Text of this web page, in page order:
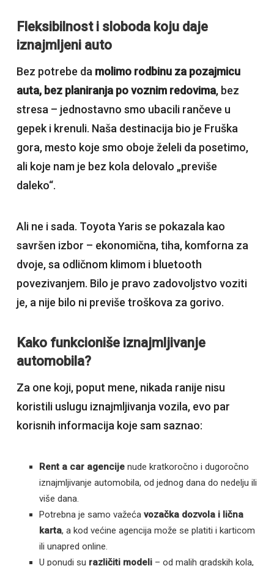
Fleksibilnost i sloboda koju daje
iznajmljeni auto
Bez potrebe da molimo rodbinu za pozajmicu
auta, bez planiranja po voznim redovima, bez
stresa – jednostavno smo ubacili rančeve u
gepek i krenuli. Naša destinacija bio je Fruška
gora, mesto koje smo oboje želeli da posetimo,
ali koje nam je bez kola delovalo „previše
daleko“.
Ali ne i sada. Toyota Yaris se pokazala kao
savršen izbor – ekonomična, tiha, komforna za
dvoje, sa odličnom klimom i bluetooth
povezivanjem. Bilo je pravo zadovoljstvo voziti
je, a nije bilo ni previše troškova za gorivo.
Kako funkcioniše iznajmljivanje
automobila?
Za one koji, poput mene, nikada ranije nisu
koristili uslugu iznajmljivanja vozila, evo par
korisnih informacija koje sam saznao:
Rent a car agencije nude kratkoročno i dugoročno
iznajmljivanje automobila, od jednog dana do nedelju ili
više dana.
Potrebna je samo važeća vozačka dozvola i lična
karta, a kod većine agencija može se platiti i karticom
ili unapred online.
U ponudi su različiti modeli – od malih gradskih kola,